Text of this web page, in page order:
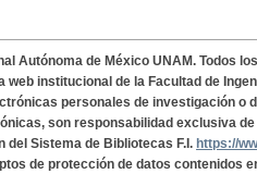
Autónoma de México UNAM. Todos
web institucional de la Facultad de
personales de investigación o
son responsabilidad exclusiva
del Sistema de Bibliotecas F.I. https://
de protección de datos contenidos